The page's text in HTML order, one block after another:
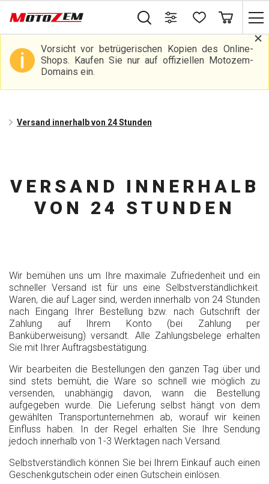
Vorsicht vor betrügerischen Kopien des Online-
Shops. Kaufen Sie nur auf offiziellen Motozem-
Domains ein.
Versand innerhalb von 24 Stunden
VERSAND INNERHALB
VON 24 STUNDEN
Wir bemühen uns um Ihre maximale Zufriedenheit und ein
schneller Versand ist für uns eine Selbstverständlichkeit.
Waren, die auf Lager sind, werden innerhalb von 24 Stunden
nach Eingang Ihrer Bestellung bzw. nach Gutschrift der
Zahlung auf Ihrem Konto (bei Zahlung per
Banküberweisung) versandt. Alle Zahlungsbelege erhalten
Sie mit Ihrer Auftragsbestätigung.
Wir bearbeiten die Bestellungen den ganzen Tag über und
sind stets bemüht, die Ware so schnell wie möglich zu
versenden, unabhängig davon, wann die Bestellung
aufgegeben wurde. Die Lieferung selbst hängt von dem
gewählten Transportunternehmen ab, worauf wir keinen
Einfluss haben. In der Regel erhalten Sie Ihre Sendung
jedoch innerhalb von 1-3 Werktagen nach Versand.
Selbstverständlich können Sie bei Ihrem Einkauf auch einen
Geschenkgutschein oder einen Gutschein einlösen.